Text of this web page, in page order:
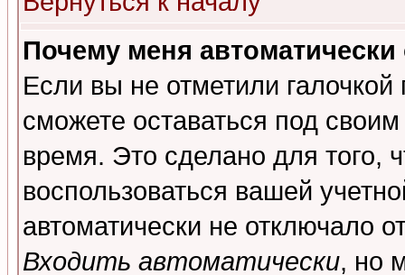
Почему меня автоматически
Если вы не отметили галочкой
сможете оставаться под
время. Это сделано для того,
воспользоваться вашей
автоматически не отключало
Входить автоматически, но